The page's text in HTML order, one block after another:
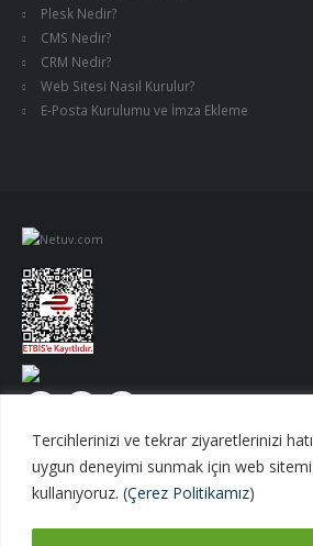
Tercihlerinizi ve tekrar ziyaretlerinizi
uygun deneyimi sunmak için web
kullanıyoruz. (Çerez Politikamız)
Plesk Nedir?
CMS Nedir?
CRM Nedir?
Web Sitesi Nasıl Kurulur?
E-Posta Kurulumu ve İmza Ekleme